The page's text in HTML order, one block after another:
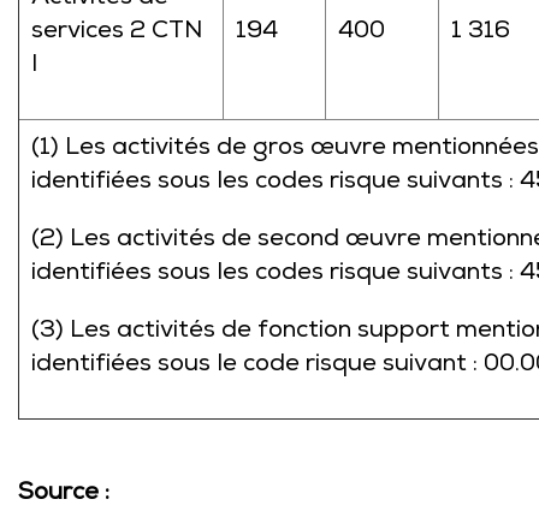
services 2 CTN
I
194 400 1 316
(1) Les activités de gros œuvre
identifiées sous les codes risque suivants :
(2) Les activités de second œuvre
identifiées sous les codes risque suivants :
(3) Les activités de fonction support
identifiées sous le code risque suivant :
Source :